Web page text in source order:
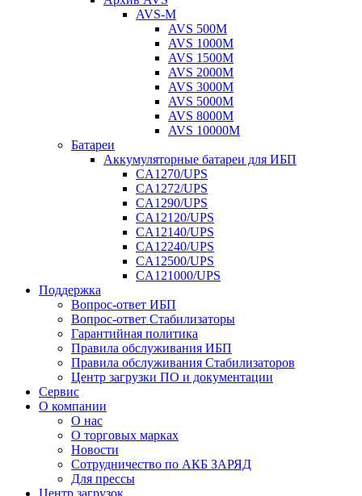
AVS-M
AVS 500M
AVS 1000M
AVS 1500M
AVS 2000M
AVS 3000M
AVS 5000M
AVS 8000M
AVS 10000M
Батареи
Аккумуляторные батареи для ИБП
CA1270/UPS
CA1272/UPS
CA1290/UPS
CA12120/UPS
CA12140/UPS
CA12240/UPS
CA12500/UPS
CA121000/UPS
Поддержка
Вопрос-ответ ИБП
Вопрос-ответ Стабилизаторы
Гарантийная политика
Правила обслуживания ИБП
Правила обслуживания Стабилизаторов
Центр загрузки ПО и документации
Сервис
О компании
О нас
О торговых марках
Новости
Сотрудничество по АКБ ЗАРЯД
Для прессы
Центр загрузок